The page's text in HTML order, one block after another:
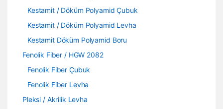
Kestamit / Döküm Polyamid Çubuk
Kestamit / Döküm Polyamid Levha
Kestamit Döküm Polyamid Boru
Fenolik Fiber / HGW 2082
Fenolik Fiber Çubuk
Fenolik Fiber Levha
Pleksi / Akrilik Levha